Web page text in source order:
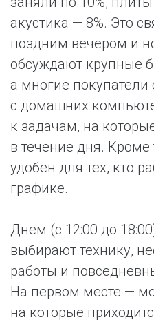
акустика — 8%. Это
поздним вечером и
обсуждают крупные
а многие
с домашних
к задачам, на
в течение дня.
удобен для тех, кто
графике.
Днем (с 12:00 до
выбирают технику,
работы и
На первом месте —
на которые